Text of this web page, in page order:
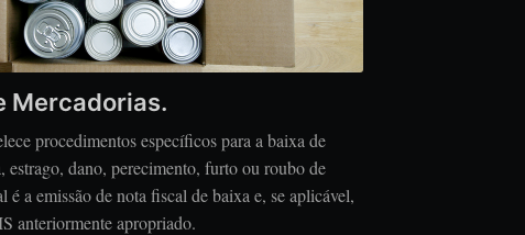
Mercadorias.
procedimentos específicos para a baixa de
estrago, dano, perecimento, furto ou roubo de
é a emissão de nota fiscal de baixa e, se aplicável,
anteriormente apropriado.